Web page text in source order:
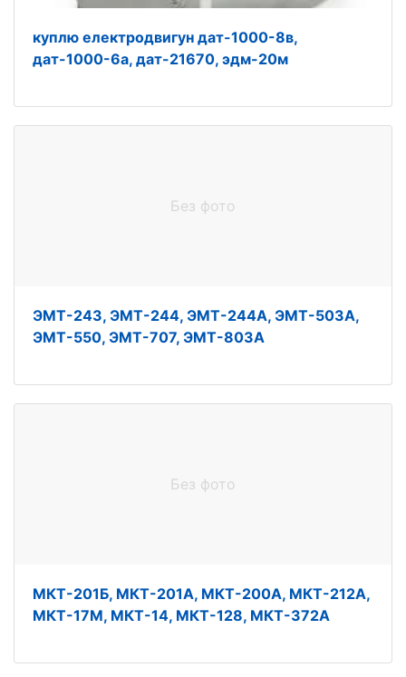
куплю електродвигун дат-1000-8в,
дат-1000-6а, дат-21670, эдм-20м
Без фото
ЭМТ-243, ЭМТ-244, ЭМТ-244А, ЭМТ-503А,
ЭМТ-550, ЭМТ-707, ЭМТ-803А
Без фото
МКТ-201Б, МКТ-201А, МКТ-200А, МКТ-212А,
МКТ-17М, МКТ-14, МКТ-128, МКТ-372А